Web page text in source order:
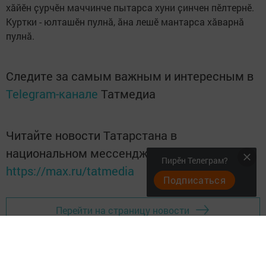
хӑйӗн ҫурчӗн маччинче пытарса хуни ҫинчен пӗлтернӗ.
Куртки - юлташӗн пулнӑ, ӑна лешӗ мантарса хӑварнӑ
пулнӑ.
Следите за самым важным и интересным в
Telegram-канале Татмедиа
Читайте новости Татарстана в
национальном мессенджере MАХ:
https://max.ru/tatmedia
Перейти на страницу новости
Пирӗн Телеграм?
Подписаться